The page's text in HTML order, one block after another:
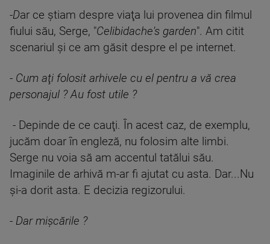
-Dar ce ştiam despre viaţa lui provenea din filmul
fiului său, Serge, "Celibidache's garden". Am citit
scenariul şi ce am găsit despre el pe internet.
- Cum aţi folosit arhivele cu el pentru a vă crea
personajul ? Au fost utile ?
- Depinde de ce cauţi. În acest caz, de exemplu,
jucăm doar în engleză, nu folosim alte limbi.
Serge nu voia să am accentul tatălui său.
Imaginile de arhivă m-ar fi ajutat cu asta. Dar...Nu
şi-a dorit asta. E decizia regizorului.
- Dar mişcările ?